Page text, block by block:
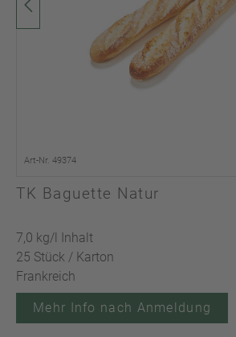
Art-Nr. 49374
TK Baguette Natur
7,0 kg/l Inhalt
25 Stück / Karton
Frankreich
Mehr Info nach Anmeldung